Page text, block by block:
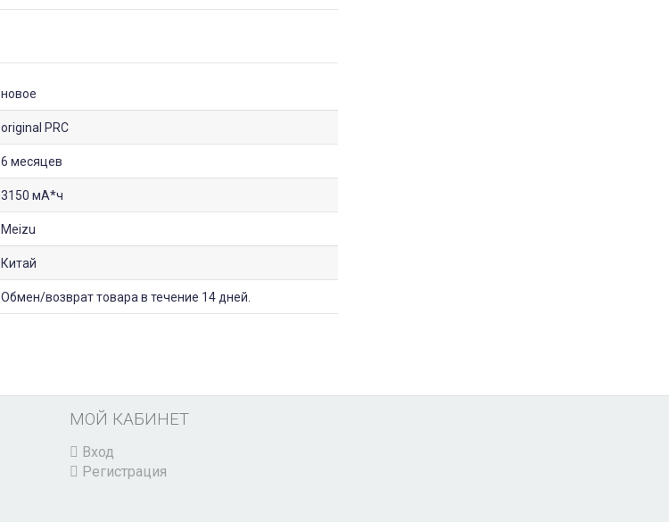
новое
original PRC
6 месяцев
3150 мА*ч
Meizu
Китай
Обмен/возврат товара в течение 14 дней.
МОЙ КАБИНЕТ
Вход
Регистрация